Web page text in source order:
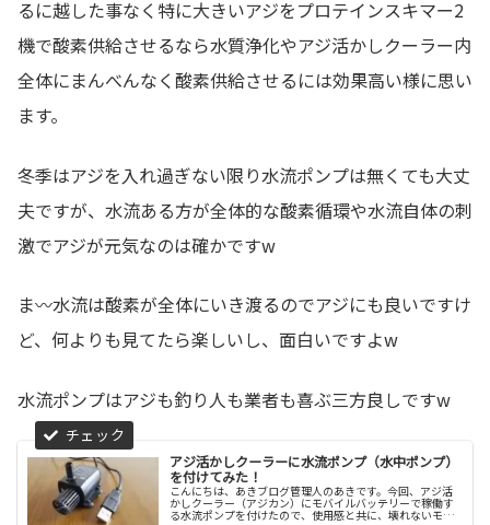
るに越した事なく特に大きいアジをプロテインスキマー2
機で酸素供給させるなら水質浄化やアジ活かしクーラー内
全体にまんべんなく酸素供給させるには効果高い様に思い
ます。
冬季はアジを入れ過ぎない限り水流ポンプは無くても大丈
夫ですが、水流ある方が全体的な酸素循環や水流自体の刺
激でアジが元気なのは確かですw
ま〰️水流は酸素が全体にいき渡るのでアジにも良いですけ
ど、何よりも見てたら楽しいし、面白いですよw
水流ポンプはアジも釣り人も業者も喜ぶ三方良しですw
アジ活かしクーラーに水流ポンプ（水中ポンプ）
を付けてみた！
こんにちは、あきブログ管理人のあきです。今回、アジ活
かしクーラー（アジカン）にモバイルバッテリーで稼働す
る水流ポンプを付けたので、使用感と共に、壊れないモバ